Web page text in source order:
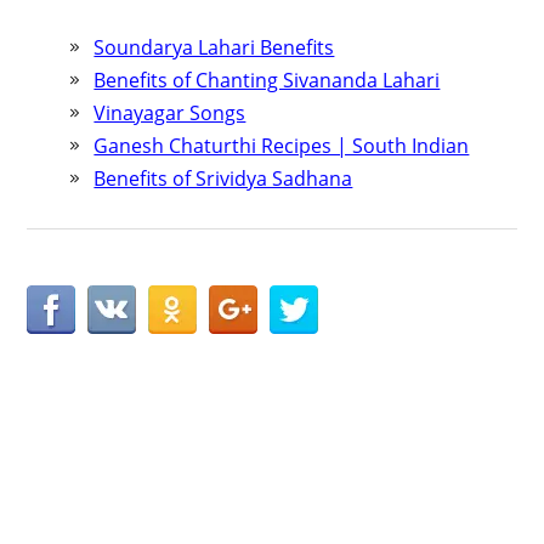
Soundarya Lahari Benefits
Benefits of Chanting Sivananda Lahari
Vinayagar Songs
Ganesh Chaturthi Recipes | South Indian
Benefits of Srividya Sadhana